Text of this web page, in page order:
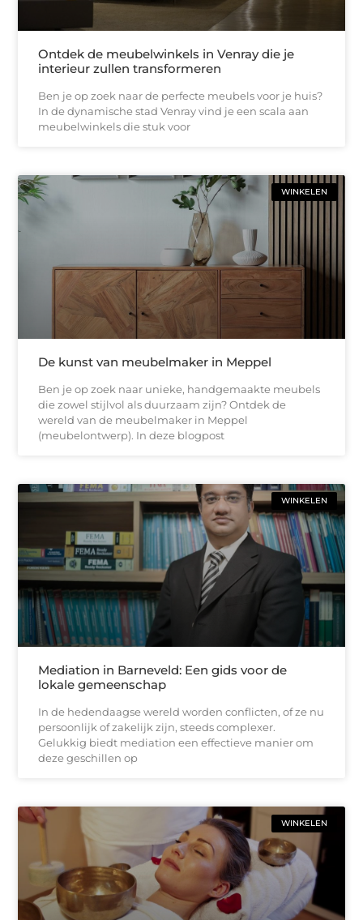
Ontdek de meubelwinkels in Venray die je
interieur zullen transformeren
Ben je op zoek naar de perfecte meubels voor je huis?
In de dynamische stad Venray vind je een scala aan
meubelwinkels die stuk voor
WINKELEN
De kunst van meubelmaker in Meppel
Ben je op zoek naar unieke, handgemaakte meubels
die zowel stijlvol als duurzaam zijn? Ontdek de
wereld van de meubelmaker in Meppel
(meubelontwerp). In deze blogpost
WINKELEN
Mediation in Barneveld: Een gids voor de
lokale gemeenschap
In de hedendaagse wereld worden conflicten, of ze nu
persoonlijk of zakelijk zijn, steeds complexer.
Gelukkig biedt mediation een effectieve manier om
deze geschillen op
WINKELEN